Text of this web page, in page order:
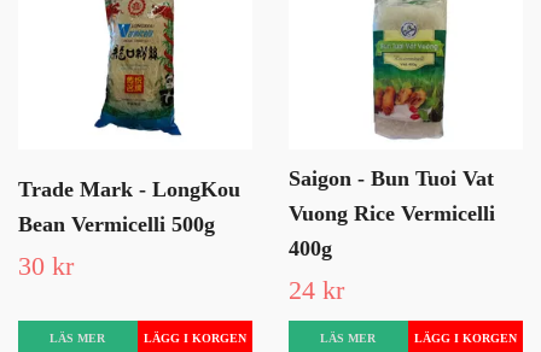
Trade Mark - LongKou
Bean Vermicelli 500g
30 kr
LÄS MER
Saigon - Bun Tuoi Vat
Vuong Rice Vermicelli
400g
24 kr
LÄS MER